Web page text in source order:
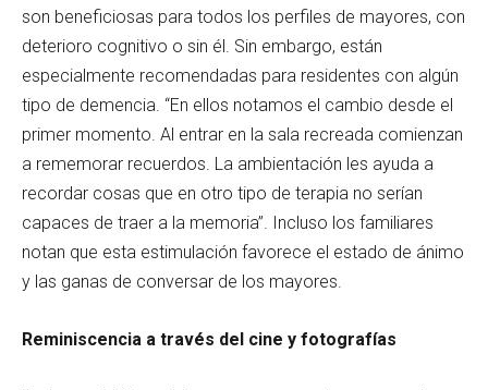
son beneficiosas para todos los perfiles de mayores, con
deterioro cognitivo o sin él. Sin embargo, están
especialmente recomendadas para residentes con algún
tipo de demencia. “En ellos notamos el cambio desde el
primer momento. Al entrar en la sala recreada comienzan
a rememorar recuerdos. La ambientación les ayuda a
recordar cosas que en otro tipo de terapia no serían
capaces de traer a la memoria”. Incluso los familiares
notan que esta estimulación favorece el estado de ánimo
y las ganas de conversar de los mayores.
Reminiscencia a través del cine y fotografías